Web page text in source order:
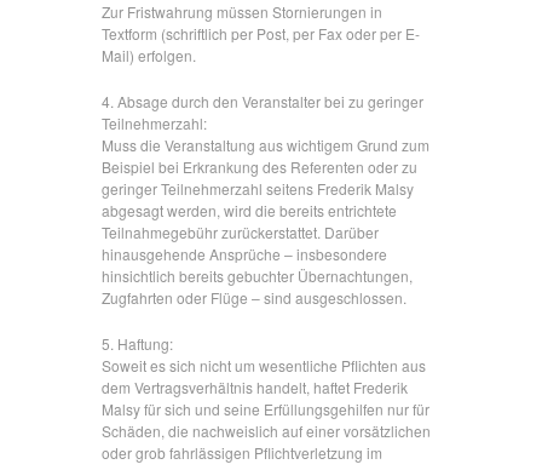
Zur Fristwahrung müssen Stornierungen in
Textform (schriftlich per Post, per Fax oder per E-
Mail) erfolgen.
4. Absage durch den Veranstalter bei zu geringer
Teilnehmerzahl:
Muss die Veranstaltung aus wichtigem Grund zum
Beispiel bei Erkrankung des Referenten oder zu
geringer Teilnehmerzahl seitens Frederik Malsy
abgesagt werden, wird die bereits entrichtete
Teilnahmegebühr zurückerstattet. Darüber
hinausgehende Ansprüche – insbesondere
hinsichtlich bereits gebuchter Übernachtungen,
Zugfahrten oder Flüge – sind ausgeschlossen.
5. Haftung:
Soweit es sich nicht um wesentliche Pflichten aus
dem Vertragsverhältnis handelt, haftet Frederik
Malsy für sich und seine Erfüllungsgehilfen nur für
Schäden, die nachweislich auf einer vorsätzlichen
oder grob fahrlässigen Pflichtverletzung im